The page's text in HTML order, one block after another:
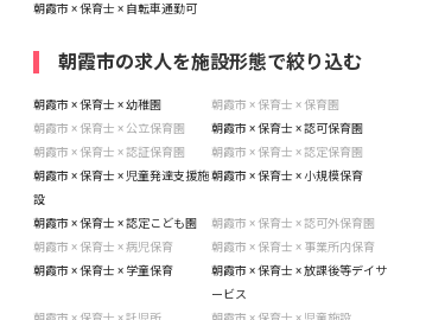
朝霞市 × 保育士 × 自転車通勤可
朝霞市の求人を施設形態で絞り込む
朝霞市 × 保育士 × 幼稚園
朝霞市 × 保育士 × 保育園
朝霞市 × 保育士 × 公立保育園
朝霞市 × 保育士 × 認可保育園
朝霞市 × 保育士 × 認証保育園
朝霞市 × 保育士 × 認定保育園
朝霞市 × 保育士 × 児童発達支援施
設
朝霞市 × 保育士 × 小規模保育
朝霞市 × 保育士 × 認定こども園
朝霞市 × 保育士 × 認可外保育園
朝霞市 × 保育士 × 病児保育
朝霞市 × 保育士 × 事業所内保育
朝霞市 × 保育士 × 学童保育
朝霞市 × 保育士 × 放課後等デイサ
ービス